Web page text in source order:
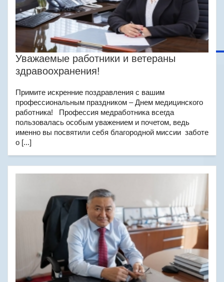
Уважаемые работники и ветераны
здравоохранения!
Примите искренние поздравления с вашим
профессиональным праздником – Днем медицинского
работника! Профессия медработника всегда
пользовалась особым уважением и почетом, ведь
именно вы посвятили себя благородной миссии ­ заботе
о [...]